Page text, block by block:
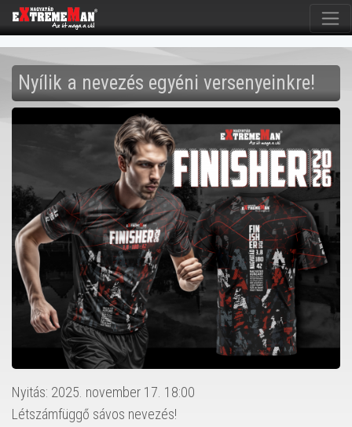
Nyílik a nevezés egyéni versenyeinkre!
Nyitás: 2025. november 17. 18:00
Létszámfüggő sávos nevezés!